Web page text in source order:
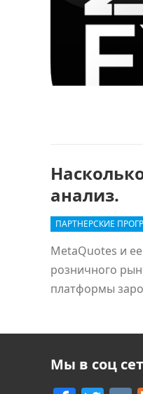
анализ.
ПАРТНЕРСКИЕ
MetaQuotes и
розничного
платформы
Мы в соц